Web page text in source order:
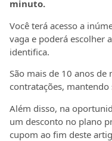
minuto.
Você terá acesso a
vaga e poderá escolher
identifica.
São mais de 10 anos
contratações,
Além disso, na
um desconto no plano
cupom ao fim deste